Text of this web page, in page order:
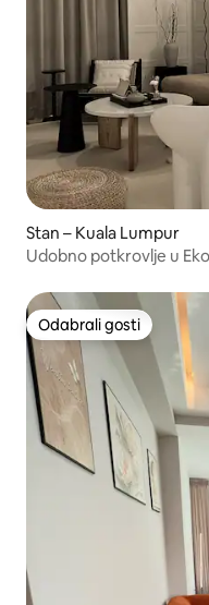
Stan – Kuala Lumpur
Udobno potkrovlje u
Odabrali gosti
Odabrali gosti